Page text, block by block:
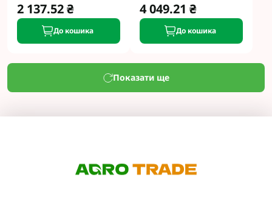
2 137.52 ₴
До кошика
4 049.21 ₴
До кошика
Показати ще